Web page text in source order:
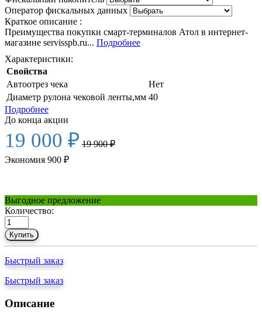
Оператор фискальных данных
Краткое описание :
Преимущества покупки смарт-терминалов Атол в интернет-
магазине servisspb.ru... Подробнее
Характеристики:
Свойства
Автоотрез чека
Нет
Диаметр рулона чековой ленты,мм 40
Подробнее
До конца акции
19 000 ₽ 19 900 ₽
Экономия 900 ₽
Выгодное предложение
Количество:
Купить
Быстрый заказ
Быстрый заказ
Описание